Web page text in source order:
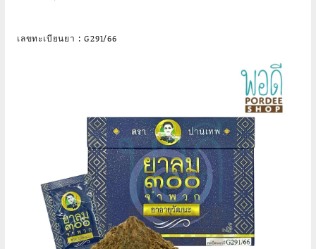
เลขทะเบียนยา : G291/66